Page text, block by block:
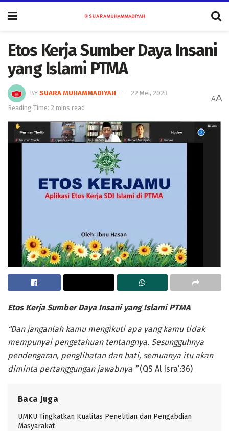
Etos Kerja Sumber Daya Insani
yang Islami PTMA
BY SUARA MUHAMMADIYAH
22 Mei, 2023
Reading Time: 2 mins read
AA
Etos Kerja Sumber Daya Insani yang Islami PTMA
“Dan janganlah kamu mengikuti apa yang kamu tidak
mempunyai pengetahuan tentangnya. Sesungguhnya
pendengaran, penglihatan dan hati, semuanya itu akan
diminta pertanggungan jawabnya ”(QS Al Isra’:36)
Baca Juga
UMKU Tingkatkan Kualitas Penelitian dan Pengabdian
Masyarakat